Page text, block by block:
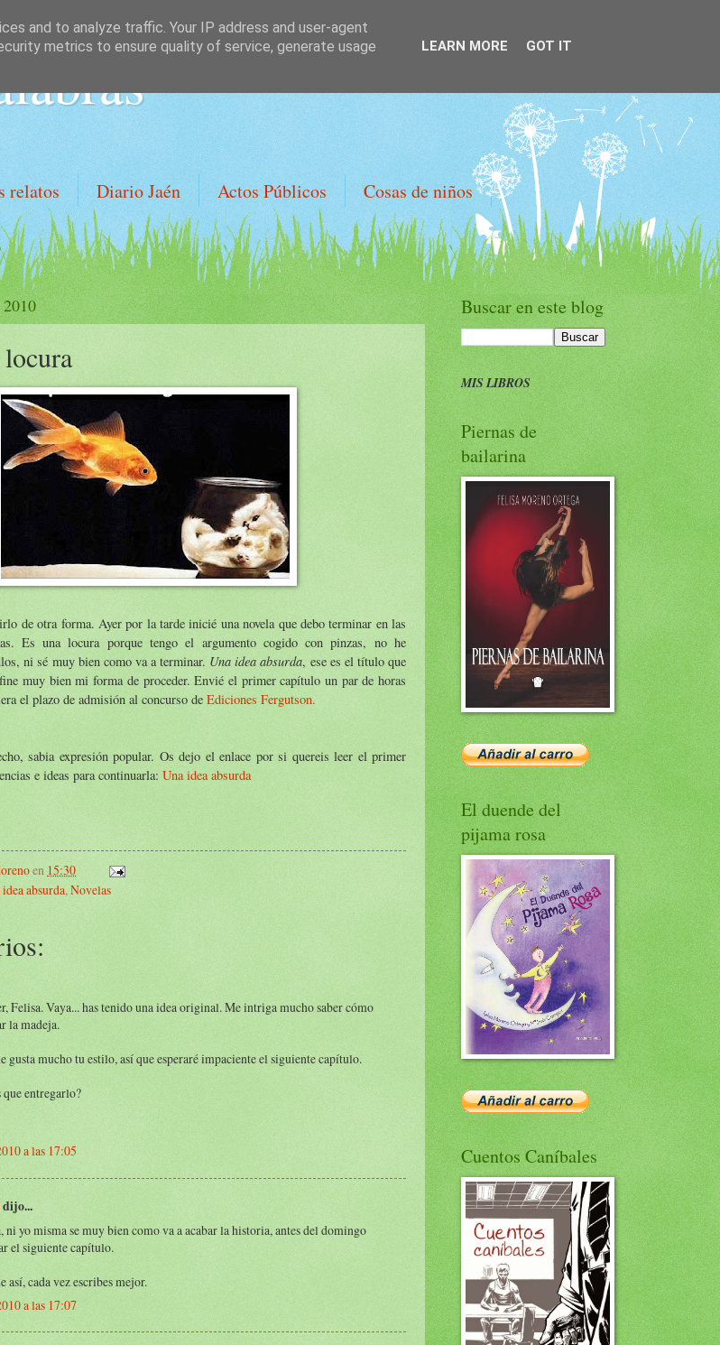
relatos Diario Jaén Actos Públicos Cosas de niños
de otra forma. Ayer por la tarde inicié una novela que debo terminar en las
Es una locura porque tengo el argumento cogido con pinzas, no he
ni sé muy bien como va a terminar. Una idea absurda, ese es el título que
muy bien mi forma de proceder. Envié el primer capítulo un par de horas
el plazo de admisión al concurso de Ediciones Fergutson.
sabia expresión popular. Os dejo el enlace por si quereis leer el primer
e ideas para continuarla: Una idea absurda
en 15:30
absurda, Novelas
Felisa. Vaya... has tenido una idea original. Me intriga mucho saber cómo
la madeja.
gusta mucho tu estilo, así que esperaré impaciente el siguiente capítulo.
que entregarlo?
a las 17:05
dijo...
ni yo misma se muy bien como va a acabar la historia, antes del domingo
el siguiente capítulo.
así, cada vez escribes mejor.
a las 17:07
Buscar en este blog
MIS LIBROS
Piernas de
bailarina
El duende del
pijama rosa
Cuentos Caníbales
and to analyze traffic. Your IP address and user-agent
metrics to ensure quality of service, generate usage
LEARN MORE GOT IT